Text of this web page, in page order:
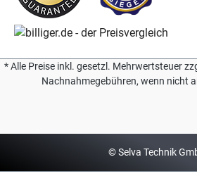
* Alle Preise inkl. gesetzl. Mehrwertsteuer
Nachnahmegebühren, wenn nicht
© Selva Technik